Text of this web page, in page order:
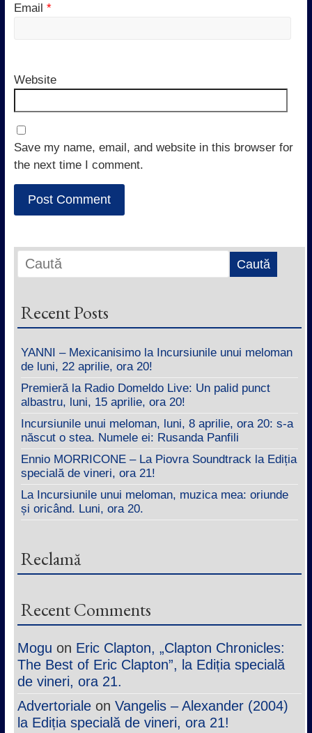
Email *
Website
Save my name, email, and website in this browser for
the next time I comment.
Recent Posts
YANNI – Mexicanisimo la Incursiunile unui meloman
de luni, 22 aprilie, ora 20!
Premieră la Radio Domeldo Live: Un palid punct
albastru, luni, 15 aprilie, ora 20!
Incursiunile unui meloman, luni, 8 aprilie, ora 20: s-a
născut o stea. Numele ei: Rusanda Panfili
Ennio MORRICONE – La Piovra Soundtrack la Ediția
specială de vineri, ora 21!
La Incursiunile unui meloman, muzica mea: oriunde
și oricând. Luni, ora 20.
Reclamă
Recent Comments
Mogu on Eric Clapton, „Clapton Chronicles:
The Best of Eric Clapton”, la Ediția specială
de vineri, ora 21.
Advertorialeon Vangelis – Alexander (2004)
la Ediția specială de vineri, ora 21!